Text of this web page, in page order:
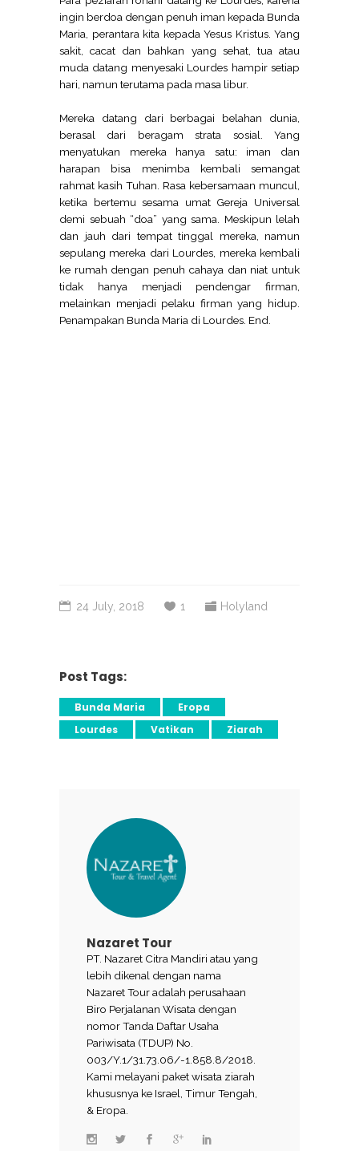
ingin berdoa dengan penuh iman kepada Bunda
Maria, perantara kita kepada Yesus Kristus. Yang
sakit, cacat dan bahkan yang sehat, tua atau
muda datang menyesaki Lourdes hampir setiap
hari, namun terutama pada masa libur.
Mereka datang dari berbagai belahan dunia,
berasal dari beragam strata sosial. Yang
menyatukan mereka hanya satu: iman dan
harapan bisa menimba kembali semangat
rahmat kasih Tuhan. Rasa kebersamaan muncul,
ketika bertemu sesama umat Gereja Universal
demi sebuah “doa” yang sama. Meskipun lelah
dan jauh dari tempat tinggal mereka, namun
sepulang mereka dari Lourdes, mereka kembali
ke rumah dengan penuh cahaya dan niat untuk
tidak hanya menjadi pendengar firman,
melainkan menjadi pelaku firman yang hidup.
Penampakan Bunda Maria di Lourdes. End.
24 July, 2018 1 Holyland
Post Tags:
Bunda Maria
Eropa
Lourdes
Vatikan Ziarah
Nazaret Tour
PT. Nazaret Citra Mandiri atau yang
lebih dikenal dengan nama
Nazaret Tour adalah perusahaan
Biro Perjalanan Wisata dengan
nomor Tanda Daftar Usaha
Pariwisata (TDUP) No.
003/Y.1/31.73.06/-1.858.8/2018.
Kami melayani paket wisata ziarah
khususnya ke Israel, Timur Tengah,
& Eropa.